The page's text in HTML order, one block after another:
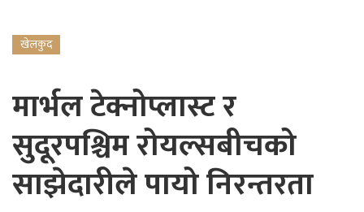
खेलकुद
मार्भल टेक्नोप्लास्ट र
सुदूरपश्चिम रोयल्सबीचको
साझेदारीले पायो निरन्तरता